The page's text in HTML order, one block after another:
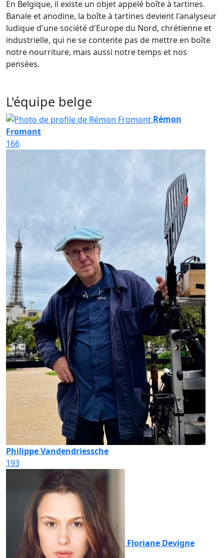
En Belgique, il existe un objet appelé boîte à tartines.
Banale et anodine, la boîte à tartines devient l'analyseur
ludique d'une société d'Europe du Nord, chrétienne et
industrielle, qui ne se contente pas de mettre en boîte
notre nourriture, mais aussi notre temps et nos
pensées.
L'équipe belge
Rémon
Fromont
166
Philippe Vandendriessche
193
Floriane Devigne